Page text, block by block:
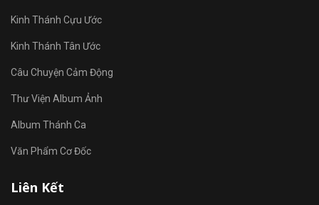
Kinh Thánh Cựu Ước
Kinh Thánh Tân Ước
Câu Chuyện Cảm Động
Thư Viện Album Ảnh
Album Thánh Ca
Văn Phẩm Cơ Đốc
Liên Kết